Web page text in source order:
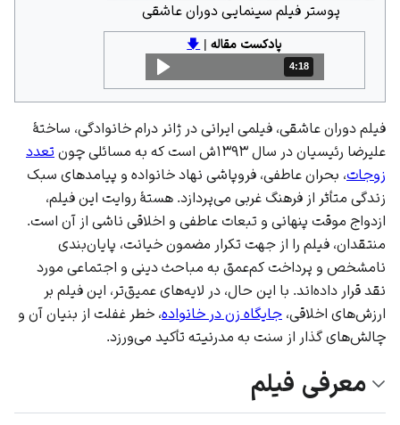
پوستر فیلم سینمایی دوران عاشقی
پادکست مقاله|
🡇
مدت: 4 دقیقه و 18 ثانیه
4:18
فیلم دوران عاشقی، فیلمی ایرانی در ژانر درام خانوادگی، ساختهٔ
علیرضا رئیسیان در سال ۱۳۹۳ش است که به مسائلی چون
تعدد
زوجات، بحران عاطفی، فروپاشی نهاد خانواده و پیامدهای سبک
زندگی متأثر از فرهنگ غربی می‌پردازد. هستهٔ روایت این فیلم،
ازدواج موقت پنهانی و تبعات عاطفی و اخلاقی ناشی از آن است.
منتقدان، فیلم را از جهت تکرار مضمون خیانت، پایان‌بندی
نامشخص و پرداخت کم‌عمق به مباحث دینی و اجتماعی مورد
نقد قرار داده‌اند. با این حال، در لایه‌های عمیق‌تر، این فیلم بر
ارزش‌های اخلاقی، جایگاه زن در خانواده، خطر غفلت از بنیان آن و
چالش‌های گذار از سنت به مدرنیته تأکید می‌ورزد.
معرفی فیلم